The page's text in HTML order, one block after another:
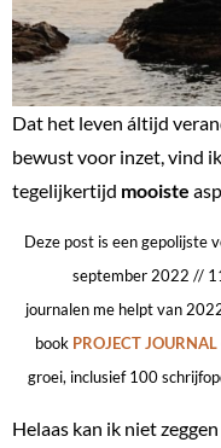
Dat het leven áltijd
bewust voor inzet, vind
tegelijkertijd mooiste
Deze post is een gepolijste
september 2022 //
journalen me helpt van
book PROJECT JOURNAL
groei, inclusief 100
Helaas kan ik niet